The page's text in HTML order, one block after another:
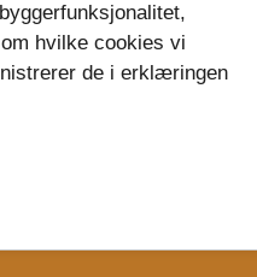
hvilke cookies vi
de i erklæringen